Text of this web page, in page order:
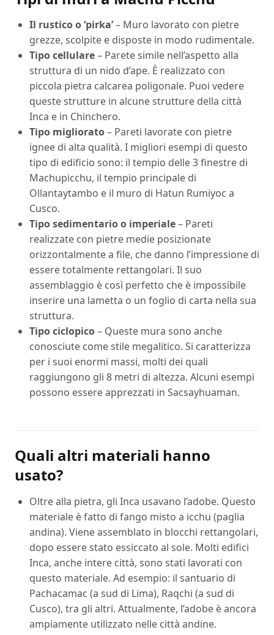
Il rustico o ‘pirka’– Muro lavorato con pietre
grezze, scolpite e disposte in modo rudimentale.
Tipo cellulare– Parete simile nell’aspetto alla
struttura di un nido d’ape. È realizzato con
piccola pietra calcarea poligonale. Puoi vedere
queste strutture in alcune strutture della città
Inca e in Chinchero.
Tipo migliorato– Pareti lavorate con pietre
ignee di alta qualità. I migliori esempi di questo
tipo di edificio sono: il tempio delle 3 finestre di
Machupicchu, il tempio principale di
Ollantaytambo e il muro di Hatun Rumiyoc a
Cusco.
Tipo sedimentario o imperiale– Pareti
realizzate con pietre medie posizionate
orizzontalmente a file, che danno l’impressione di
essere totalmente rettangolari. Il suo
assemblaggio è così perfetto che è impossibile
inserire una lametta o un foglio di carta nella sua
struttura.
Tipo ciclopico– Queste mura sono anche
conosciute come stile megalitico. Si caratterizza
per i suoi enormi massi, molti dei quali
raggiungono gli 8 metri di altezza. Alcuni esempi
possono essere apprezzati in Sacsayhuaman.
Quali altri materiali hanno
usato?
Oltre alla pietra, gli Inca usavano l’adobe. Questo
materiale è fatto di fango misto a icchu (paglia
andina). Viene assemblato in blocchi rettangolari,
dopo essere stato essiccato al sole. Molti edifici
Inca, anche intere città, sono stati lavorati con
questo materiale. Ad esempio: il santuario di
Pachacamac (a sud di Lima), Raqchi (a sud di
Cusco), tra gli altri. Attualmente, l’adobe è ancora
ampiamente utilizzato nelle città andine.